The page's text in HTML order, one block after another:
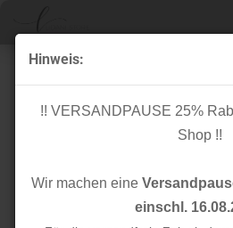
Hinweis:
!! VERSANDPAUSE 25%
Shop !!
Wir machen eine
einschl.
Canvas Leinenlook - Geometric -